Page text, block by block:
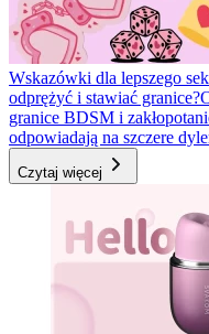
Wskazówki dla lepszego
odprężyć i stawiać granice?
granice BDSM i
odpowiadają na szczere
Czytaj więcej